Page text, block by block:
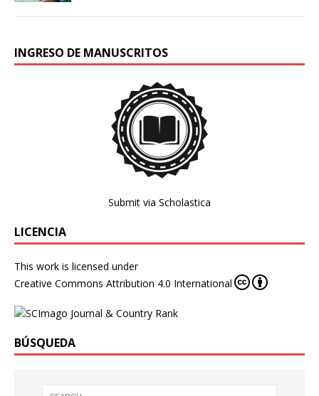
INGRESO DE MANUSCRITOS
Submit via Scholastica
LICENCIA
This work is licensed under
Creative Commons Attribution 4.0 International
BÚSQUEDA